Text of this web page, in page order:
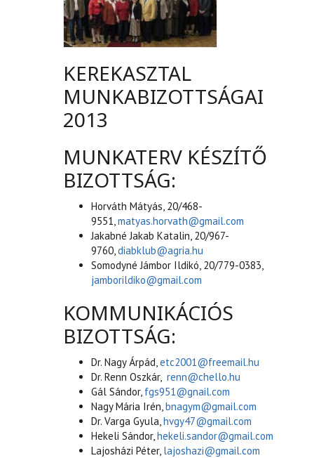
KEREKASZTAL
MUNKABIZOTTSÁGAI
2013
MUNKATERV KÉSZÍTŐ
BIZOTTSÁG:
Horváth Mátyás, 20/468-
9551, matyas.horvath@gmail.com
Jakabné Jakab Katalin, 20/967-
9760, diabklub@agria.hu
Somodyné Jámbor Ildikó, 20/779-0383,
jamborildiko@gmail.com
KOMMUNIKÁCIÓS
BIZOTTSÁG:
Dr. Nagy Árpád, etc2001@freemail.hu
Dr. Renn Oszkár, renn@chello.hu
Gál Sándor, fgs951@gnail.com
Nagy Mária Irén, bnagym@gmail.com
Dr. Varga Gyula, hvgy47@gmail.com
Hekeli Sándor, hekeli.sandor@gmail.com
Lajosházi Péter, lajoshazi@gmail.com